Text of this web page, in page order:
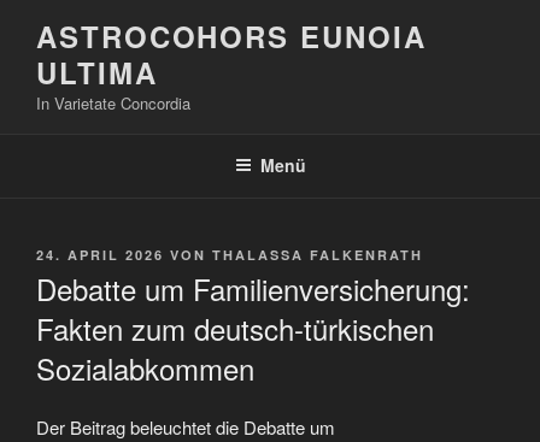
Inhalt
springen
ASTROCOHORS EUNOIA
ULTIMA
In Varietate Concordia
Menü
VERÖFFENTLICHT
24. APRIL 2026 VON THALASSA FALKENRATH
Debatte um Familienversicherung:
Fakten zum deutsch-türkischen
Sozialabkommen
Der Beitrag beleuchtet die Debatte um